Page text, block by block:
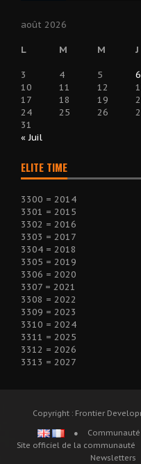
août 2026
L M M J
3
4 5 6
10
11 12
17
18 19
24
25 26
31
« Juil
ELITE TIME
3300 = 2014
3301 = 2015
3302 = 2016
3303 = 2017
3304 = 2018
3305 = 2019
3306 = 2020
3307 = 2021
3308 = 2022
3309 = 2023
3310 = 2024
3311 = 2025
3312 = 2026
3313 = 2027
Copyright : Frontier
Site officiel de la communauté
Newsletters